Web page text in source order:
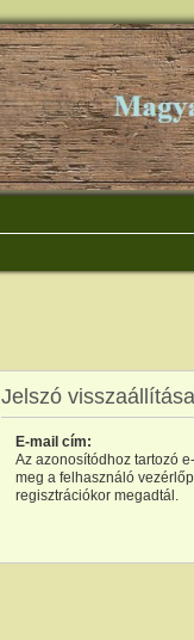
Jelszó visszaállítása
E-mail cím:
Az azonosítódhoz tartozó
meg a felhasználó
regisztrációkor megadtál.